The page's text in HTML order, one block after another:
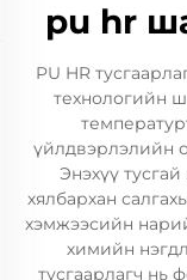
pu hr
PU HR
технологийн
үйлдвэрлэлийн
Энэхүү
хялбархан
хэмжээсийн
химийн
тусгаарлагч нь